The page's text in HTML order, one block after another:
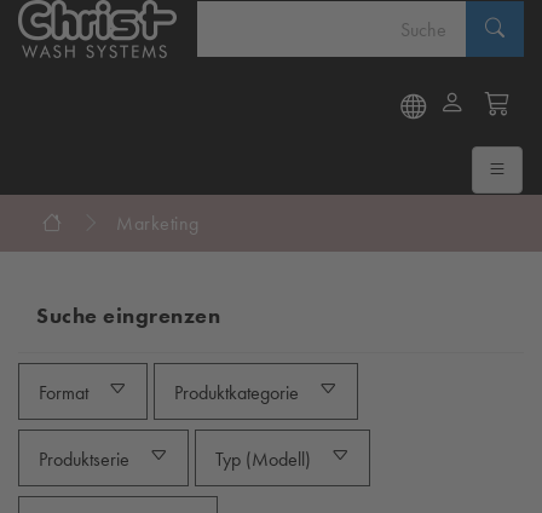
Marketing
Suche eingrenzen
Format Produktkategorie
Produktserie Typ (Modell)